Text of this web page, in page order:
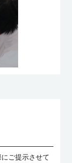
ご提示させて